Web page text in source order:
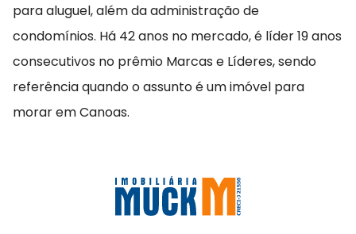
para aluguel, além da administração de
condomínios. Há 42 anos no mercado, é líder 19 anos
consecutivos no prêmio Marcas e Líderes, sendo
referência quando o assunto é um imóvel para
morar em Canoas.